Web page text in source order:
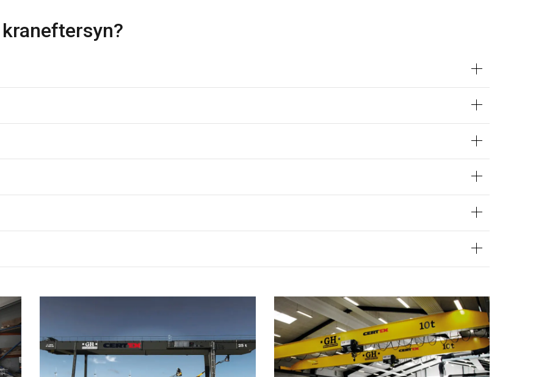
websted med vores annoncerings- og analysepartnere, som kan kombinere dem
Ydeevne Målretning Funktionalitet Uklassificerede